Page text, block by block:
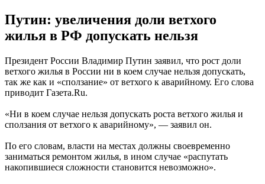
Путин: увеличения доли ветхого
жилья в РФ допускать нельзя
Президент России Владимир Путин заявил, что рост доли
ветхого жилья в России ни в коем случае нельзя допускать,
так же как и «сползание» от ветхого к аварийному. Его слова
приводит Газета.Ru.
«Ни в коем случае нельзя допускать роста ветхого жилья и
сползания от ветхого к аварийному», — заявил он.
По его словам, власти на местах должны своевременно
заниматься ремонтом жилья, в ином случае «распутать
накопившиеся сложности становится невозможно».